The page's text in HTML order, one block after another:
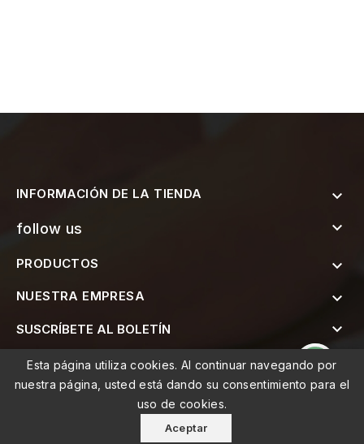
INFORMACIÓN DE LA TIENDA 
follow us 
Esta página utiliza cookies. Al continuar navegando por
nuestra página, usted está dando su consentimiento para el
uso de cookies.
Aceptar
PRODUCTOS 
NUESTRA EMPRESA 
SUSCRÍBETE AL BOLETÍN 
© 2026 - MEMO, Soluções de Medicina e Mobilidade Lda